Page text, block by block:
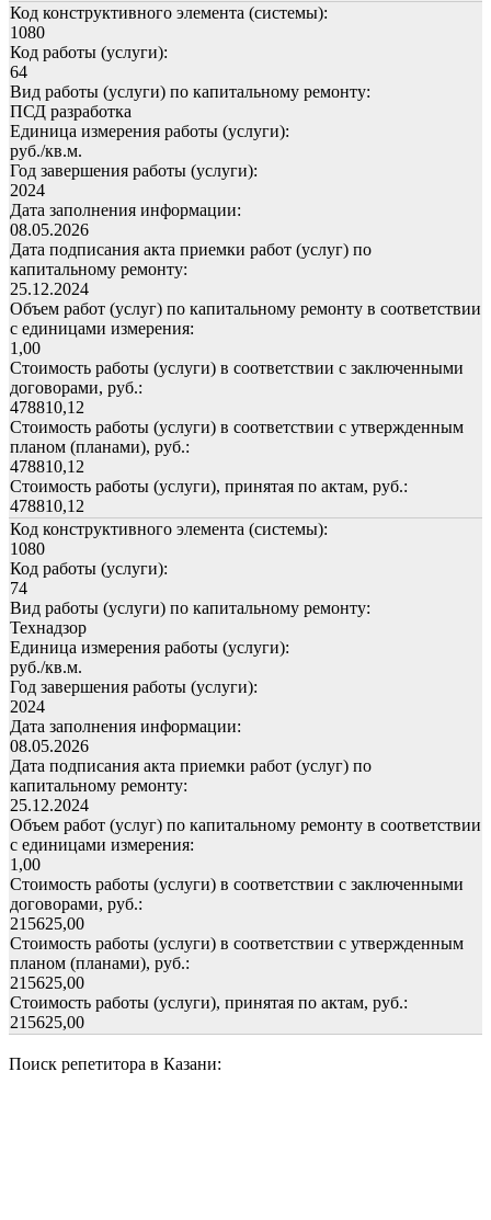
Код конструктивного элемента (системы):
1080
Код работы (услуги):
64
Вид работы (услуги) по капитальному ремонту:
ПСД разработка
Единица измерения работы (услуги):
руб./кв.м.
Год завершения работы (услуги):
2024
Дата заполнения информации:
08.05.2026
Дата подписания акта приемки работ (услуг) по
капитальному ремонту:
25.12.2024
Объем работ (услуг) по капитальному ремонту в соответствии
с единицами измерения:
1,00
Стоимость работы (услуги) в соответствии с заключенными
договорами, руб.:
478810,12
Стоимость работы (услуги) в соответствии с утвержденным
планом (планами), руб.:
478810,12
Стоимость работы (услуги), принятая по актам, руб.:
478810,12
Код конструктивного элемента (системы):
1080
Код работы (услуги):
74
Вид работы (услуги) по капитальному ремонту:
Технадзор
Единица измерения работы (услуги):
руб./кв.м.
Год завершения работы (услуги):
2024
Дата заполнения информации:
08.05.2026
Дата подписания акта приемки работ (услуг) по
капитальному ремонту:
25.12.2024
Объем работ (услуг) по капитальному ремонту в соответствии
с единицами измерения:
1,00
Стоимость работы (услуги) в соответствии с заключенными
договорами, руб.:
215625,00
Стоимость работы (услуги) в соответствии с утвержденным
планом (планами), руб.:
215625,00
Стоимость работы (услуги), принятая по актам, руб.:
215625,00
Поиск репетитора в Казани: